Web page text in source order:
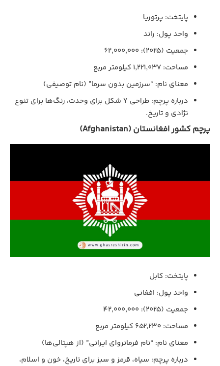
پایتخت: پرتوریا
واحد پول: راند
جمعیت (۲۰۲۵): ۶۲,۰۰۰,۰۰۰
مساحت: ۱,۲۲۱,۰۳۷ کیلومتر مربع
معنای نام: “سرزمین بدون سرما” (نام توصیفی)
درباره پرچم: طراحی Y شکل برای وحدت، رنگ‌ها برای تنوع
نژادی و تاریخ.
پرچم کشور افغانستان (Afghanistan)
پایتخت: کابل
واحد پول: افغانی
جمعیت (۲۰۲۵): ۴۲,۰۰۰,۰۰۰
مساحت: ۶۵۲,۲۳۰ کیلومتر مربع
معنای نام: “نام فرمانروای ایرانی” (از هپتالی‌ها)
درباره پرچم: سیاه، قرمز و سبز برای تاریخ، خون و اسلام،